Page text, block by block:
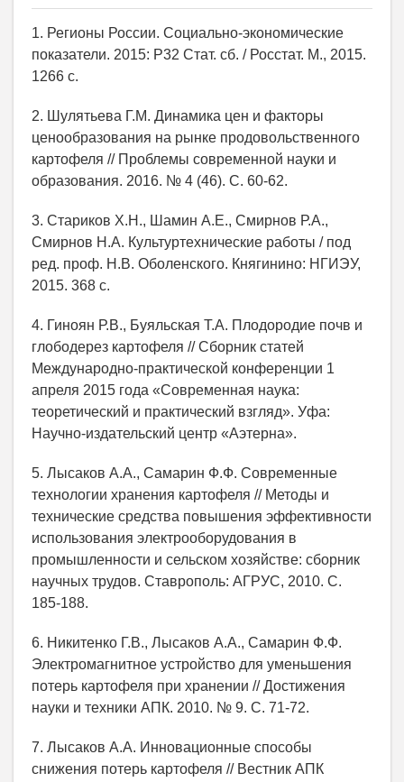
1. Регионы России. Социально-экономические
показатели. 2015: Р32 Стат. сб. / Росстат. М., 2015.
1266 с.
2. Шулятьева Г.М. Динамика цен и факторы
ценообразования на рынке продовольственного
картофеля // Проблемы современной науки и
образования. 2016. № 4 (46). С. 60-62.
3. Стариков Х.Н., Шамин А.Е., Смирнов Р.А.,
Смирнов Н.А. Культуртехнические работы / под
ред. проф. Н.В. Оболенского. Княгинино: НГИЭУ,
2015. 368 с.
4. Гиноян Р.В., Буяльская Т.А. Плодородие почв и
глободерез картофеля // Сборник статей
Международно-практической конференции 1
апреля 2015 года «Современная наука:
теоретический и практический взгляд». Уфа:
Научно-издательский центр «Аэтерна».
5. Лысаков А.А., Самарин Ф.Ф. Современные
технологии хранения картофеля // Методы и
технические средства повышения эффективности
использования электрооборудования в
промышленности и сельском хозяйстве: сборник
научных трудов. Ставрополь: АГРУС, 2010. С.
185-188.
6. Никитенко Г.В., Лысаков А.А., Самарин Ф.Ф.
Электромагнитное устройство для уменьшения
потерь картофеля при хранении // Достижения
науки и техники АПК. 2010. № 9. С. 71-72.
7. Лысаков А.А. Инновационные способы
снижения потерь картофеля // Вестник АПК